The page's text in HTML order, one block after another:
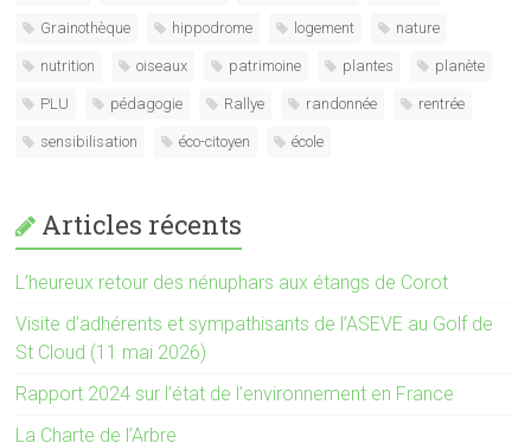
Grainothèque hippodrome logement nature
nutrition oiseaux patrimoine plantes planète
PLU pédagogie Rallye randonnée rentrée
sensibilisation éco-citoyen école
Articles récents
L’heureux retour des nénuphars aux étangs de Corot
Visite d’adhérents et sympathisants de l’ASEVE au Golf de
St Cloud (11 mai 2026)
Rapport 2024 sur l’état de l’environnement en France
La Charte de l’Arbre